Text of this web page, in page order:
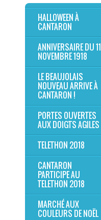
HALLOWEEN À
CANTARON
ANNIVERSAIRE DU 11
NOVEMBRE 1918
LE BEAUJOLAIS
NOUVEAU ARRIVE À
CANTARON !
PORTES OUVERTES
AUX DOIGTS AGILES
TELETHON 2018
CANTARON
PARTICIPE AU
TELETHON 2018
MARCHÉ AUX
COULEURS DE NOËL